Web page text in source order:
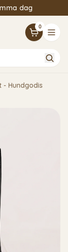
dag
nyhetsbrev
0
- Hundgodis